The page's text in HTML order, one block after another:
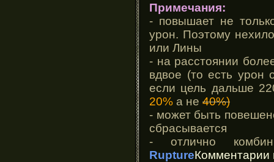
Примечания:
- повышает не
урон. Поэтому
или Лины
- на расстоянии
вдвое (то есть урон
если цель дальше
20% а не 40%)
- может быть
сбрасывается
- отлично
RuptureКомментарии